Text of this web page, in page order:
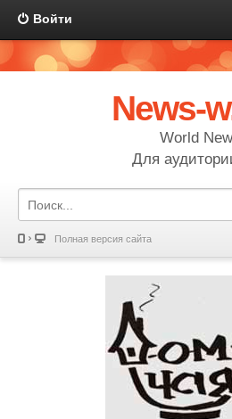
Войти
News-
World
Для
Полная версия сайта